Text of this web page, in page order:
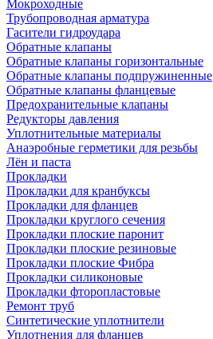
Мокроходные
Трубопроводная арматура
Гасители гидроудара
Обратные клапаны
Обратные клапаны горизонтальные
Обратные клапаны подпружиненные
Обратные клапаны фланцевые
Предохранительные клапаны
Редукторы давления
Уплотнительные материалы
Анаэробные герметики для резьбы
Лён и паста
Прокладки
Прокладки для кранбуксы
Прокладки для фланцев
Прокладки круглого сечения
Прокладки плоские паронит
Прокладки плоские резиновые
Прокладки плоские Фибра
Прокладки силиконовые
Прокладки фторопластовые
Ремонт труб
Синтетические уплотнители
Уплотнения для фланцев